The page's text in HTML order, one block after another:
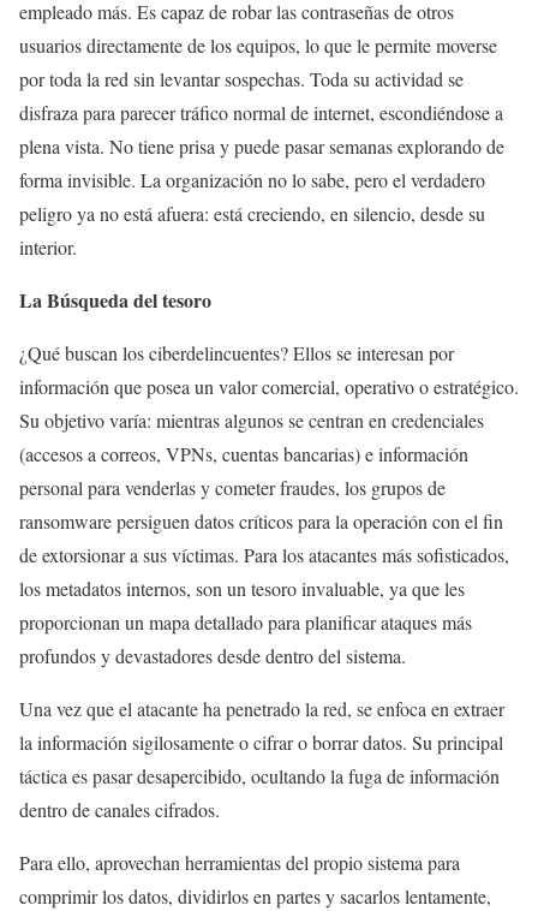
empleado más. Es capaz de robar las contraseñas de otros
usuarios directamente de los equipos, lo que le permite moverse
por toda la red sin levantar sospechas. Toda su actividad se
disfraza para parecer tráfico normal de internet, escondiéndose a
plena vista. No tiene prisa y puede pasar semanas explorando de
forma invisible. La organización no lo sabe, pero el verdadero
peligro ya no está afuera: está creciendo, en silencio, desde su
interior.
La Búsqueda del tesoro
¿Qué buscan los ciberdelincuentes? Ellos se interesan por
información que posea un valor comercial, operativo o estratégico.
Su objetivo varía: mientras algunos se centran en credenciales
(accesos a correos, VPNs, cuentas bancarias) e información
personal para venderlas y cometer fraudes, los grupos de
ransomware persiguen datos críticos para la operación con el fin
de extorsionar a sus víctimas. Para los atacantes más sofisticados,
los metadatos internos, son un tesoro invaluable, ya que les
proporcionan un mapa detallado para planificar ataques más
profundos y devastadores desde dentro del sistema.
Una vez que el atacante ha penetrado la red, se enfoca en extraer
la información sigilosamente o cifrar o borrar datos. Su principal
táctica es pasar desapercibido, ocultando la fuga de información
dentro de canales cifrados.
Para ello, aprovechan herramientas del propio sistema para
comprimir los datos, dividirlos en partes y sacarlos lentamente,